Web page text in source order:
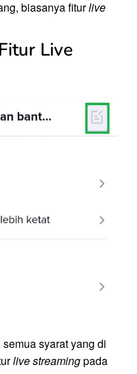
biasanya fiturlive
Live
syarat yang di
livestreamingpada